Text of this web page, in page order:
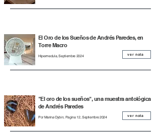
El Oro de los Sueños de Andrés Paredes, en
Torre Macro
Hipermedula, Septiembre 2024 ver nota
"El oro de los sueños", una muestra antológica
de Andrés Paredes
Por Marina Oybin, Pagina 12, Septiembre 2024 ver nota